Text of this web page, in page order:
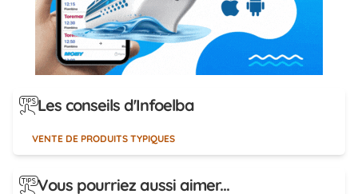
Les conseils d'Infoelba
VENTE DE PRODUITS TYPIQUES
Vous pourriez aussi aimer...